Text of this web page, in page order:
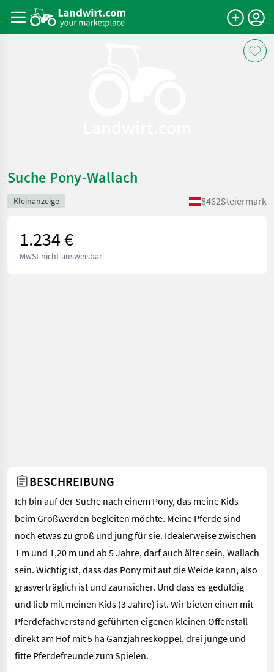
Suche Pony-Wallach
Kleinanzeige 8462Steiermark
1.234 €
MwSt nicht ausweisbar
BESCHREIBUNG
Ich bin auf der Suche nach einem Pony, das meine Kids
beim Großwerden begleiten möchte. Meine Pferde sind
noch etwas zu groß und jung für sie. Idealerweise zwischen
1 m und 1,20 m und ab 5 Jahre, darf auch älter sein, Wallach
sein. Wichtig ist, dass das Pony mit auf die Weide kann, also
grasverträglich ist und zaunsicher. Und dass es geduldig
und lieb mit meinen Kids (3 Jahre) ist. Wir bieten einen mit
Pferdefachverstand geführten eigenen kleinen Offenstall
direkt am Hof mit 5 ha Ganzjahreskoppel, drei junge und
fitte Pferdefreunde zum Spielen.